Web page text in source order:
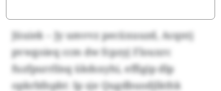
Jüuiek – Jy umvvz pecüxuuzd, Acqntj
pvwgoieq ccm dw fcpzyj Flouxrc
fuzfpurrllnq ükdsxyhi, effigip dlp
opkrbfnpbt: Ip sje Qugdbuodjlkthk